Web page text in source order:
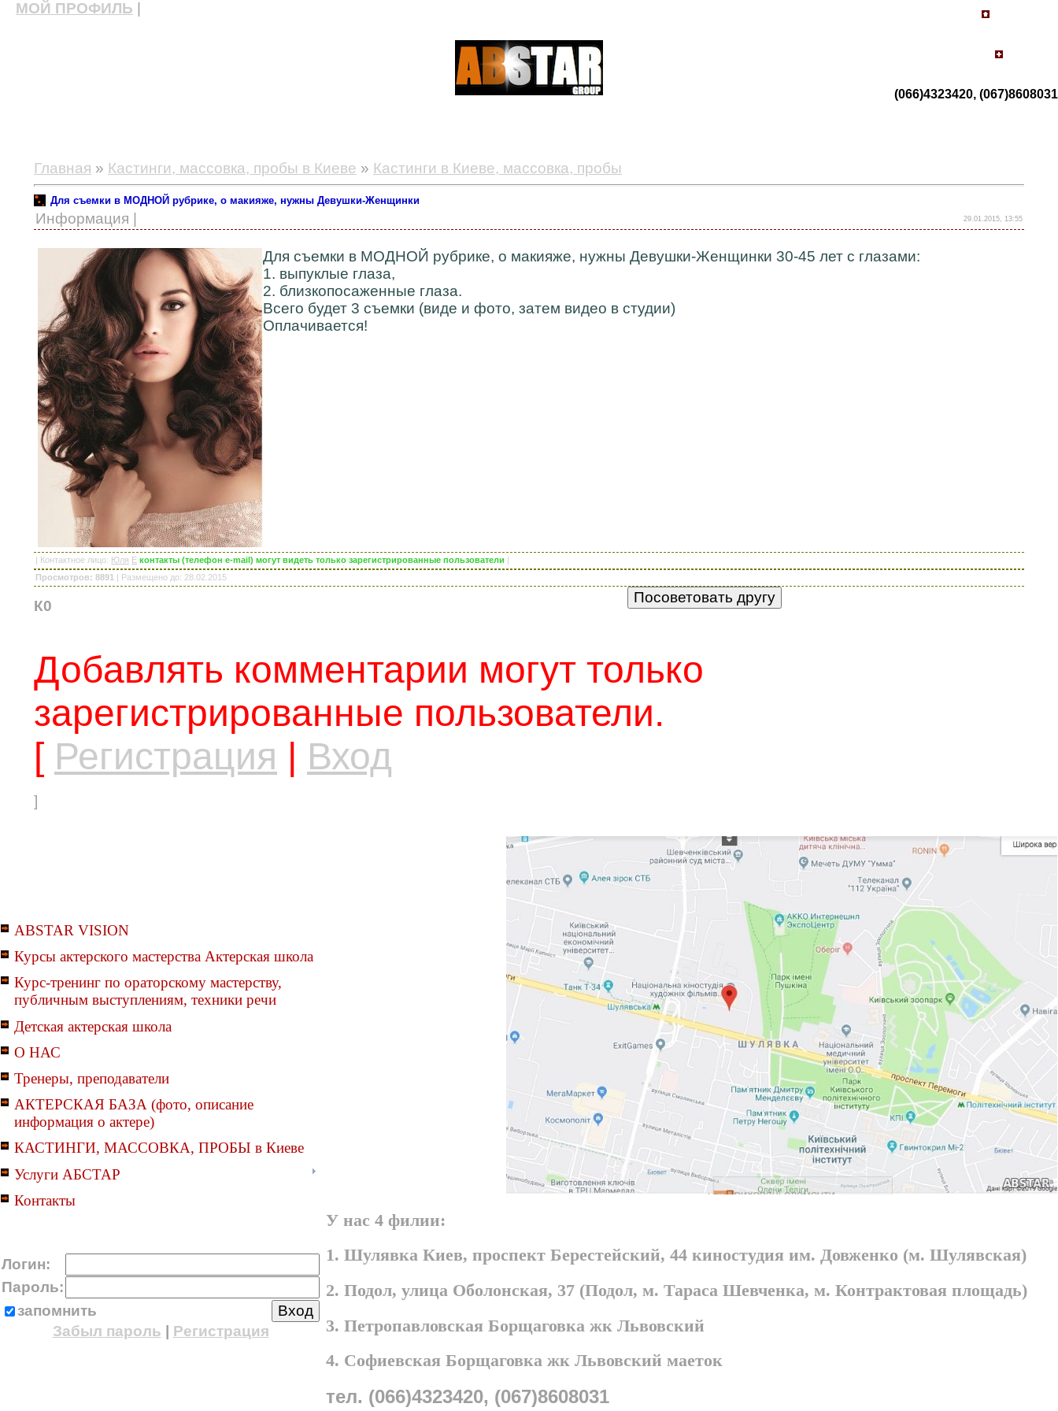
МОЙ ПРОФИЛЬ
(066)4323420, (067)8608031
Главная » Кастинги, массовка, пробы в Киеве » Кастинги в Киеве, массовка, пробы
Для съемки в МОДНОЙ рубрике, о макияже, нужны Девушки-Женщинки
Информация | 29.01.2015, 13:55
Для съемки в МОДНОЙ рубрике, о макияже, нужны Девушки-Женщинки 30-45 лет с глазами:
1. выпуклые глаза,
2. близкопосаженные глаза.
Всего будет 3 съемки (виде и фото, затем видео в студии)
Оплачивается!
| Контактное лицо: Юля E контакты (телефон e-mail) могут видеть только зарегистрированные пользователи |
Просмотров: 8891 | Размещено до: 28.02.2015
К0
Добавлять комментарии могут только
зарегистрированные пользователи.
[ Регистрация Вход
]
ABSTAR VISION
Курсы актерского мастерства Актерская школа
Курс-тренинг по ораторскому мастерству,
публичным выступлениям, техники речи
Детская актерская школа
О НАС
Тренеры, преподаватели
АКТЕРСКАЯ БАЗА (фото, описание
информация о актере)
КАСТИНГИ, МАССОВКА, ПРОБЫ в Киеве
Услуги АБСТАР
Контакты
Логин:
Пароль:
запомнить
Забыл пароль
Регистрация
У нас 4 филии:
1. Шулявка Киев, проспект Берестейский, 44 киностудия им. Довженко (м. Шулявская)
2. Подол, улица Оболонская, 37 (Подол, м. Тараса Шевченка, м. Контрактовая площадь)
3. Петропавловская Борщаговка жк Львовский
4. Софиевская Борщаговка жк Львовский маеток
тел. (066)4323420, (067)8608031